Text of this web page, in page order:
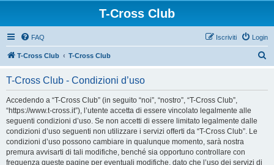
T-Cross Club
FAQ Login
Iscriviti
T-Cross Club T-Cross Club
T-Cross Club - Condizioni d’uso
Accedendo a “T-Cross Club” (in seguito “noi”, “nostro”, “T-Cross Club”,
“https://www.t-cross.it”), l’utente accetta di essere vincolato legalmente alle
seguenti condizioni d’uso. Se non accetti di essere limitato legalmente dalle
condizioni d’uso seguenti non utilizzare i servizi offerti da “T-Cross Club”. Le
condizioni d’uso possono cambiare in qualunque momento, sarà nostra
premura avvisarti di tali modifiche, benché sia opportuno controllare con
frequenza queste pagine per eventuali modifiche, dato che l’uso dei servizi di